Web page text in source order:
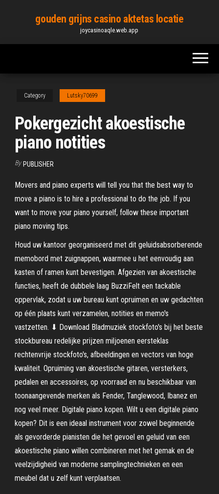
content
gouden grijns casino aktetas locatie
joycasinoaqle.web.app
Category Lutsky70699
Pokergezicht akoestische
piano notities
By PUBLISHER
Movers and piano experts will tell you that the best way to
move a piano is to hire a professional to do the job. If you
want to move your piano yourself, follow these important
piano moving tips.
Houd uw kantoor georganiseerd met dit geluidsabsorberende
memobord met zuignappen, waarmee u het eenvoudig aan
kasten of ramen kunt bevestigen. Afgezien van akoestische
functies, heeft de dubbele laag BuzziFelt een tackable
oppervlak, zodat u uw bureau kunt opruimen en uw gedachten
op één plaats kunt verzamelen, notities en memo's
vastzetten. ⬇ Download Bladmuziek stockfoto's bij het beste
stockbureau redelijke prijzen miljoenen eersteklas
rechtenvrije stockfoto's, afbeeldingen en vectors van hoge
kwaliteit. Opruiming van akoestische gitaren, versterkers,
pedalen en accessoires, op voorraad en nu beschikbaar van
toonaangevende merken als Fender, Tanglewood, Ibanez en
nog veel meer. Digitale piano kopen. Wilt u een digitale piano
kopen? Dit is een ideaal instrument voor zowel beginnende
als gevorderde pianisten die het gevoel en geluid van een
akoestische piano willen combineren met het gemak en de
veelzijdigheid van moderne samplingtechnieken en een
meubel dat u zelf kunt verplaatsen.